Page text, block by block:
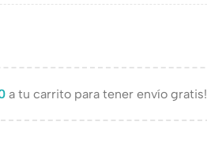
a tu carrito para tener envío gratis!